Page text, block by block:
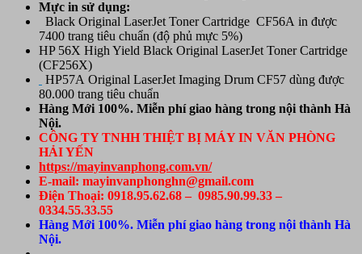
Mực in sử dụng:
Black Original LaserJet Toner Cartridge CF56A in được
7400 trang tiêu chuẩn (độ phủ mực 5%)
HP 56X High Yield Black Original LaserJet Toner Cartridge
(CF256X)
HP57A Original LaserJet Imaging Drum CF57 dùng được
80.000 trang tiêu chuẩn
Hàng Mới 100%. Miễn phí giao hàng trong nội thành Hà
Nội.
CÔNG TY TNHH THIỆT BỊ MÁY IN VĂN PHÒNG
HẢI YẾN
https://mayinvanphong.com.vn/
E-mail: mayinvanphonghn@gmail.com
Điện Thoại: 0918.95.62.68 – 0985.90.99.33 –
0334.55.33.55
Hàng Mới 100%. Miễn phí giao hàng trong nội thành Hà
Nội.